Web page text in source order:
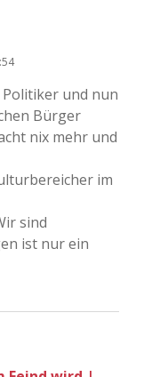
Politiker und nun
Bürger
nix mehr und
im
sind
ist nur ein